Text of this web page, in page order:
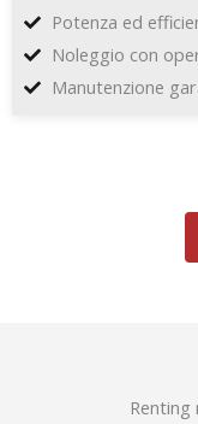
Potenza ed
Noleggio con
Manutenzione
Renting